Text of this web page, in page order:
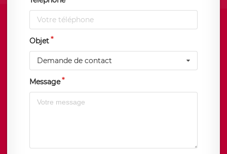
Objet
Demande de contact
Message